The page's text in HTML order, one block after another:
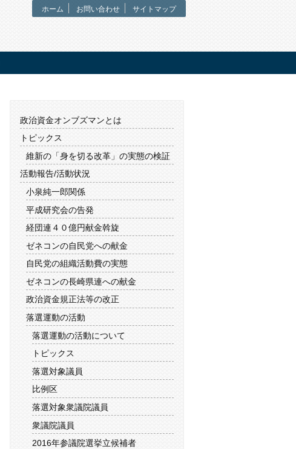
ホーム お問い合わせ サイトマップ
政治資金オンブズマンとは
トピックス
維新の「身を切る改革」の実態の検証
活動報告/活動状況
小泉純一郎関係
平成研究会の告発
経団連４０億円献金斡旋
ゼネコンの自民党への献金
自民党の組織活動費の実態
ゼネコンの長崎県連への献金
政治資金規正法等の改正
落選運動の活動
落選運動の活動について
トピックス
落選対象議員
比例区
落選対象衆議院議員
衆議院議員
2016年参議院選挙立候補者